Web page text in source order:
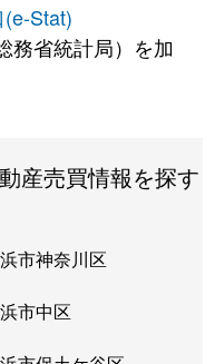
Stat)
務省統計局）を加
産売買情報を探す
市神奈川区
市中区